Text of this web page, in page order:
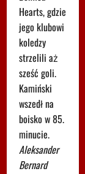
Hearts, gdzie
jego klubowi
koledzy
strzelili aż
sześć goli.
Kamiński
wszedł na
boisko w 85.
minucie.
Aleksander
Bernard